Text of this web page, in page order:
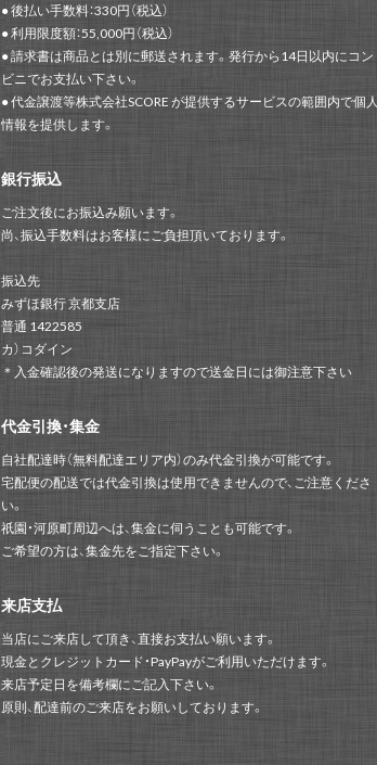
● 後払い手数料：330円（税込）
● 利用限度額：55,000円（税込）
● 請求書は商品とは別に郵送されます。発行から14日以内にコン
ビニでお支払い下さい。
● 代金譲渡等株式会社SCORE が提供するサービスの範囲内で個人
情報を提供します。
銀行振込
ご注文後にお振込み願います。
尚、振込手数料はお客様にご負担頂いております。
振込先
みずほ銀行 京都支店
普通 1422585
カ）コダイン
＊入金確認後の発送になりますので送金日には御注意下さい
代金引換・集金
自社配達時（無料配達エリア内）のみ代金引換が可能です。
宅配便の配送では代金引換は使用できませんので、ご注意くださ
い。
祇園・河原町周辺へは、集金に伺うことも可能です。
ご希望の方は、集金先をご指定下さい。
来店支払
当店にご来店して頂き、直接お支払い願います。
現金とクレジットカード・PayPayがご利用いただけます。
来店予定日を備考欄にご記入下さい。
原則、配達前のご来店をお願いしております。